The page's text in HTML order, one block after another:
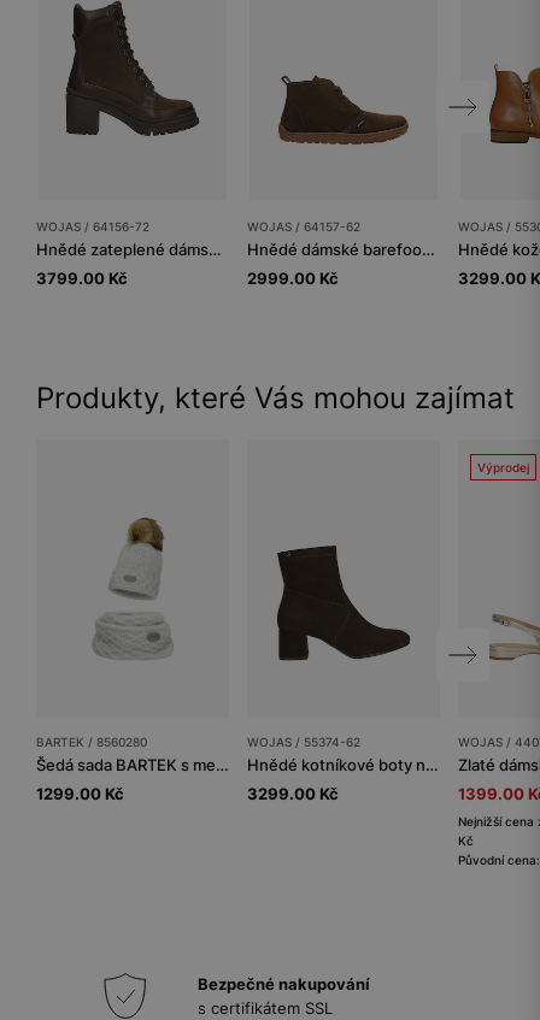
WOJAS / 64156-72
Hnědé zateplené dámské kotníčkové boty na sloupku
3799.00 Kč
WOJAS / 64157-62
Hnědé dámské barefoot kotníčkové boty
2999.00 Kč
WOJAS /
3299.00
Produkty, které Vás mohou zajímat
BARTEK / 8560280
Šedá sada BARTEK s merino vlnou 85602-80 čepice s chlupatým bambulí + nákrčník
1299.00 Kč
WOJAS / 55374-62
Hnědé kotníkové boty na podpatku
3299.00 Kč
Výprodej
WOJAS /
1399.00
Nejnižší cena
Kč
Původní
Bezpečné nakupování
s certifikátem SSL